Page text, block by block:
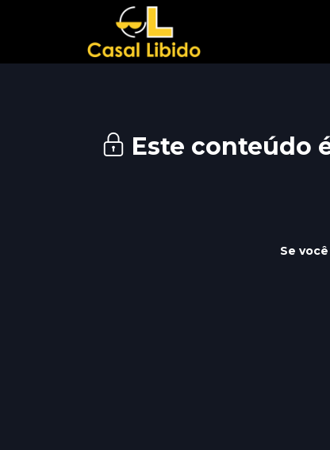
Este conteúdo
Se